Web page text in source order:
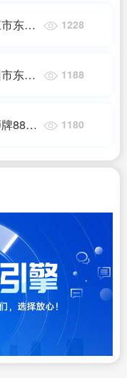
东狮
1228
东狮
1188
888
1180